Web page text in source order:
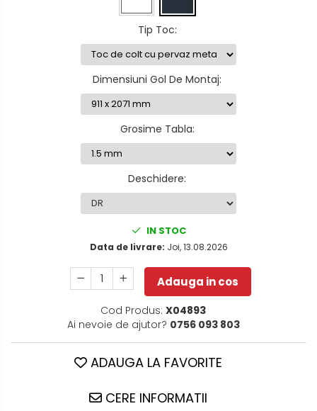
Tip Toc:
Dimensiuni Gol De Montaj:
Grosime Tabla:
Deschidere:
IN STOC
Data de livrare: Joi, 13.08.2026
Adauga in cos
Cod Produs: X04893
Ai nevoie de ajutor? 0756 093 803
ADAUGA LA FAVORITE
CERE INFORMATII